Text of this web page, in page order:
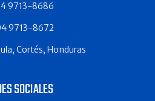
9713-8686
9713-8672
Cortés, Honduras
SOCIALES